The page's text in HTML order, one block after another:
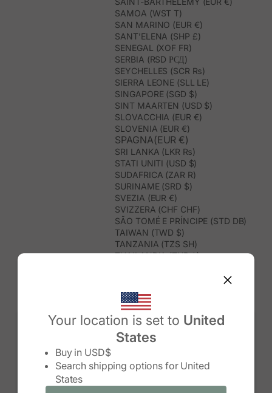
Your location is set to United
States
Buy in USD$
Search shipping options for United
States
Change country/region
SAMOA (WST T)
SAN MARINO (EUR €)
SANT’ELENA (SHP £)
SENEGAL (XOF FR)
SERBIA (RSD РСД)
SEYCHELLES (SCR ₨)
SIERRA LEONE (SLL LE)
SINGAPORE (SGD $)
SINT MAARTEN (USD $)
SLOVACCHIA (EUR €)
SLOVENIA (EUR €)
SPAGNA(EUR €)
SRI LANKA (LKR ₨)
STATI UNITI (USD $)
SUDAFRICA (ZAR R)
SURINAME (SRD $)
SVEZIA (EUR €)
SVIZZERA (CHF CHF)
SÃO TOMÉ E PRÍNCIPE (STD DB)
TAIWAN (TWD $)
TANZANIA (TZS SH)
THAILANDIA (THB ฿)
TONGA (TOP T$)
TRINIDAD E TOBAGO (TTD $)
TUNISIA (USD $)
TURCHIA (TRY ₺)
TURKMENISTAN (USD $)
UNGHERIA (EUR €)